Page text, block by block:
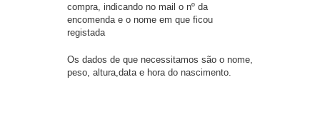
compra, indicando no mail o nº da
encomenda e o nome em que ficou
registada
Os dados de que necessitamos são o nome,
peso, altura,data e hora do nascimento.